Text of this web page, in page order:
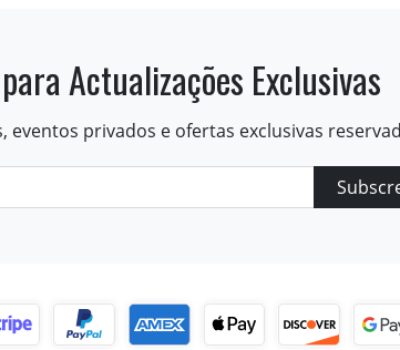
Actualizações Exclusivas
privados e ofertas exclusivas